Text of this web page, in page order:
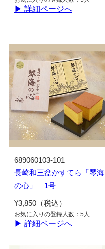
▶ 詳細ページへ
689060103-101
長崎和三盆かすてら「琴海
の心」 1号
¥3,850（税込）
お気に入りの登録人数：5人
▶ 詳細ページへ